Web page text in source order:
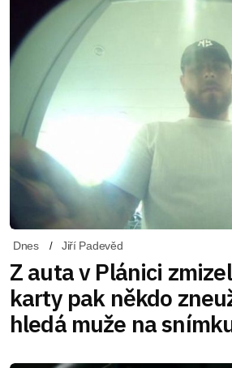
Dnes Jiří Padevěd
Z auta v Plánici
karty pak někdo
hledá muže na